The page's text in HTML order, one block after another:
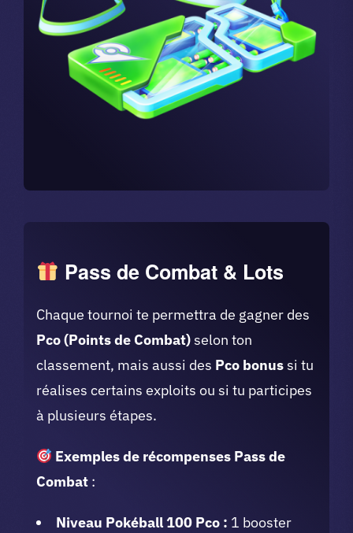
Pass de Combat & Lots
Chaque tournoi te permettra de gagner des
Pco (Points de Combat)selon ton
classement, mais aussi des Pco bonussi tu
réalises certains exploits ou si tu participes
à plusieurs étapes.
Exemples de récompenses Pass de
Combat:
Niveau Pokéball 100 Pco : 1 booster